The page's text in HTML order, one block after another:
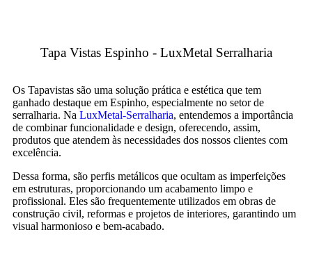
Tapa Vistas Espinho - LuxMetal Serralharia
Os Tapavistas são uma solução prática e estética que tem
ganhado destaque em Espinho, especialmente no setor de
serralharia. Na LuxMetal-Serralharia, entendemos a importância
de combinar funcionalidade e design, oferecendo, assim,
produtos que atendem às necessidades dos nossos clientes com
excelência.
Dessa forma, são perfis metálicos que ocultam as imperfeições
em estruturas, proporcionando um acabamento limpo e
profissional. Eles são frequentemente utilizados em obras de
construção civil, reformas e projetos de interiores, garantindo um
visual harmonioso e bem-acabado.